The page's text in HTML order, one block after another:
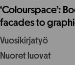
‘Colourspace’:
facades to
Vuosikirjatyö
Nuoret luovat